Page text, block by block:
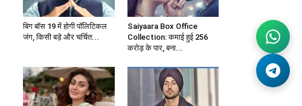
बिग बॉस 19 में होगी पॉलिटिकल
जंग, किसी बड़े और चर्चित...
Saiyaara Box Office
Collection: कमाई हुई 256
करोड़ के पार, बना...